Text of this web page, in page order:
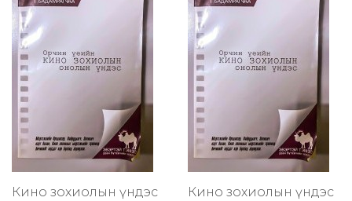
Кино зохиолын үндэс Кино зохиолын үндэс